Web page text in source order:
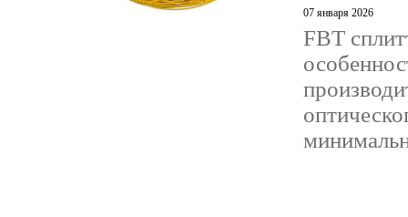
07 января 2026
FBT